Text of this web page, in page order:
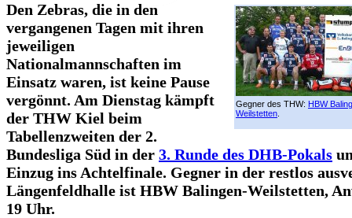
Gegner des THW: HBW
Weilstetten
Den Zebras, die in den
vergangenen Tagen mit ihren
jeweiligen
Nationalmannschaften im
Einsatz waren, ist keine Pause
vergönnt. Am Dienstag kämpft
der THW Kiel beim
Tabellenzweiten der 2.
Bundesliga Süd in der 3. Runde des DHB-Pokals
Einzug ins Achtelfinale. Gegner in der restlos
Längenfeldhalle ist HBW Balingen-Weilstetten,
19 Uhr.